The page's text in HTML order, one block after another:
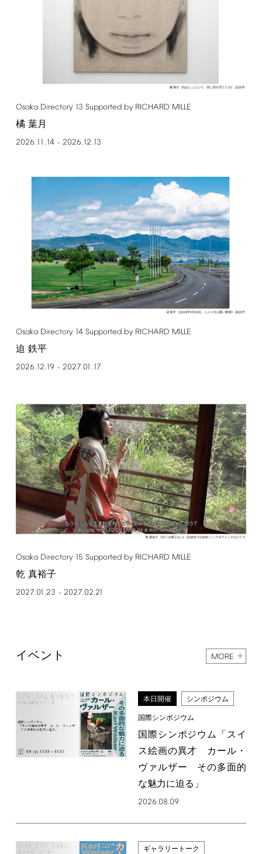
Osaka Directory 13 Supported by RICHARD MILLE
橘 葉月
2026.11.14– 2026.12.13
Osaka Directory 14 Supported by RICHARD MILLE
迫 鉄平
2026.12.19 – 2027.01.17
Osaka Directory 15 Supported by RICHARD MILLE
乾 真裕子
2027.01.23 – 2027.02.21
イベント MORE
本日開催 シンポジウム
国際シンポジウム
国際シンポジウム「スイ
ス絵画の異才 カール・
ヴァルザー その多面的
な魅力に迫る」
2026.08.09
ギャラリートーク